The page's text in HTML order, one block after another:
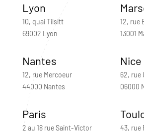
Lyon
10, quai Tilsitt
69002 Lyon
12, rue
13001
Nantes
12, rue Mercoeur
44000 Nantes
Nice
62, rue
06000
Paris
2 au 18 rue Saint-Victor 43, rue